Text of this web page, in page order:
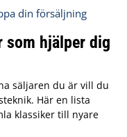
som hjälper dig
säljaren du är vill du
Här en lista
klassiker till nyare